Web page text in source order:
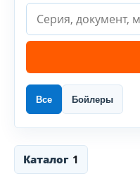
Все Бойлеры
Каталог 1